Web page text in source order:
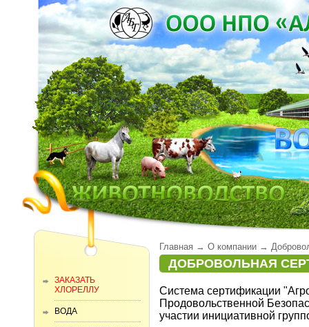
ЗАКАЗАТЬ
ХЛОРЕЛЛУ
ВОДА
Главная → О компании →
ДОБРОВОЛЬНАЯ
Система сертификации
Продовольственной
участии инициативной